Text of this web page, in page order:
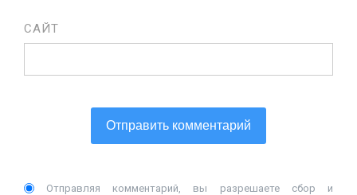
САЙТ
Отправляя комментарий, вы разрешаете сбор и